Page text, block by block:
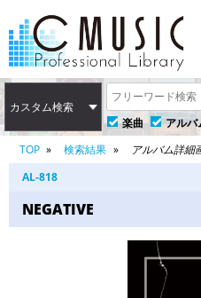
カスタム検索
楽曲
アルバ
TOP
検索結果
アルバム詳細
AL-818
NEGATIVE